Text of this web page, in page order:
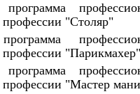
профессии "Столяр"
профессии "Парикмахер"
профессии "Мастер